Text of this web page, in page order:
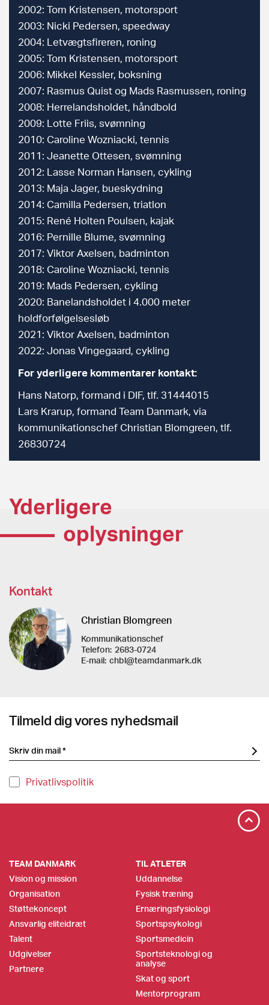
2002: Tom Kristensen, motorsport
2003: Nicki Pedersen, speedway
2004: Letvægtsfireren, roning
2005: Tom Kristensen, motorsport
2006: Mikkel Kessler, boksning
2007: Rasmus Quist og Mads Rasmussen, roning
2008: Herrelandsholdet, håndbold
2009: Lotte Friis, svømning
2010: Caroline Wozniacki, tennis
2011: Jeanette Ottesen, svømning
2012: Lasse Norman Hansen, cykling
2013: Maja Jager, bueskydning
2014: Camilla Pedersen, triatlon
2015: René Holten Poulsen, kajak
2016: Pernille Blume, svømning
2017: Viktor Axelsen, badminton
2018: Caroline Wozniacki, tennis
2019: Mads Pedersen, cykling
2020: Banelandsholdet i 4.000 meter
holdforfølgelsesløb
2021: Viktor Axelsen, badminton
2022: Jonas Vingegaard, cykling
For yderligere kommentarer kontakt:
Hans Natorp, formand i DIF, tlf. 31444015
Lars Krarup, formand Team Danmark, via
kommunikationschef Christian Blomgreen, tlf.
26830724
Yderligere
oplysninger
Kontakt
Christian Blomgreen
Kommunikationschef
Telefon: 2683-0724
E-mail: chbl@teamdanmark.dk
Tilmeld dig vores nyhedsmail
Privatlivspolitik
TEAM DANMARK
Vision og mission
Organisation
Støttekoncept
Ansvarlig eliteidræt
Talent
Udgivelser
Partnere
TIL ATLETER
Uddannelse
Fysisk træning
Ernæringsfysiologi
Sportspsykologi
Sportsmedicin
Sportsteknologi og
analyse
Skat og sport
Mentorprogram